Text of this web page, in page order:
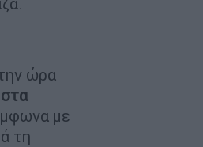
ώρα
με
τη